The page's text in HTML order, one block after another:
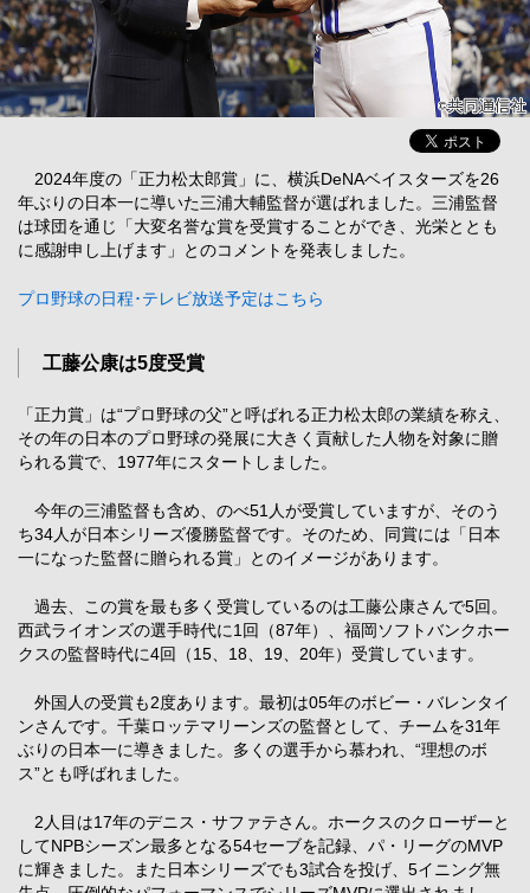
2024年度の「正力松太郎賞」に、横浜DeNAベイスターズを26
年ぶりの日本一に導いた三浦大輔監督が選ばれました。三浦監督
は球団を通じ「大変名誉な賞を受賞することができ、光栄ととも
に感謝申し上げます」とのコメントを発表しました。
プロ野球の日程･テレビ放送予定はこちら
工藤公康は5度受賞
「正力賞」は“プロ野球の父”と呼ばれる正力松太郎の業績を称え、
その年の日本のプロ野球の発展に大きく貢献した人物を対象に贈
られる賞で、1977年にスタートしました。
今年の三浦監督も含め、のべ51人が受賞していますが、そのう
ち34人が日本シリーズ優勝監督です。そのため、同賞には「日本
一になった監督に贈られる賞」とのイメージがあります。
過去、この賞を最も多く受賞しているのは工藤公康さんで5回。
西武ライオンズの選手時代に1回（87年）、福岡ソフトバンクホー
クスの監督時代に4回（15、18、19、20年）受賞しています。
外国人の受賞も2度あります。最初は05年のボビー・バレンタイ
ンさんです。千葉ロッテマリーンズの監督として、チームを31年
ぶりの日本一に導きました。多くの選手から慕われ、“理想のボ
ス”とも呼ばれました。
2人目は17年のデニス・サファテさん。ホークスのクローザーと
してNPBシーズン最多となる54セーブを記録、パ・リーグのMVP
に輝きました。また日本シリーズでも3試合を投げ、5イニング無